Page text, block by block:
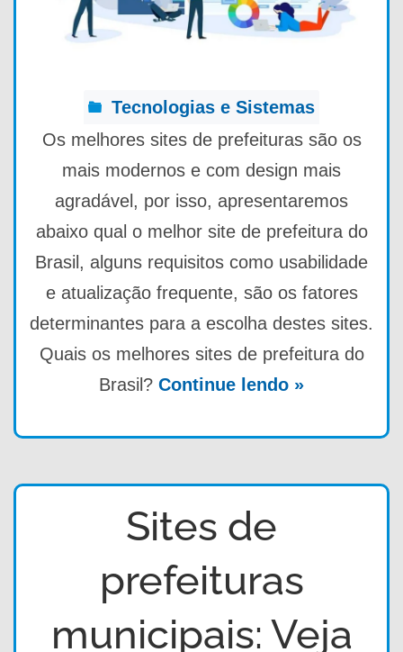
Tecnologias e Sistemas
Os melhores sites de prefeituras são os
mais modernos e com design mais
agradável, por isso, apresentaremos
abaixo qual o melhor site de prefeitura do
Brasil, alguns requisitos como usabilidade
e atualização frequente, são os fatores
determinantes para a escolha destes sites.
Quais os melhores sites de prefeitura do
Brasil? Continue lendo »
Sites de
prefeituras
municipais: Veja